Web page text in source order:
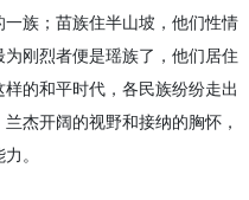
族；苗族住半山坡，他们性情
刚烈者便是瑶族了，他们居住
的和平时代，各民族纷纷走出
杰开阔的视野和接纳的胸怀，
。